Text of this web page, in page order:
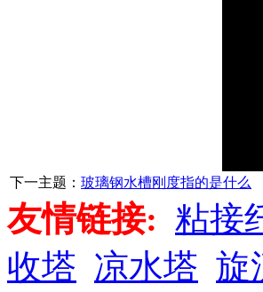
下一主题： 玻璃钢水槽刚度指的是什么
友情链接: 粘接
收塔 凉水塔 旋